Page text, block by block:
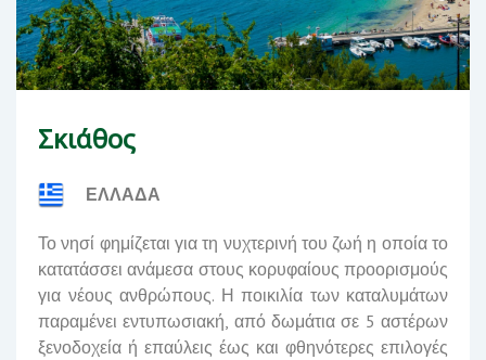
Σκιάθος
ΕΛΛΑΔΑ
Το νησί φημίζεται για τη νυχτερινή του ζωή η οποία το
κατατάσσει ανάμεσα στους κορυφαίους προορισμούς
για νέους ανθρώπους. Η ποικιλία των καταλυμάτων
παραμένει εντυπωσιακή, από δωμάτια σε 5 αστέρων
ξενοδοχεία ή επαύλεις έως και φθηνότερες επιλογές